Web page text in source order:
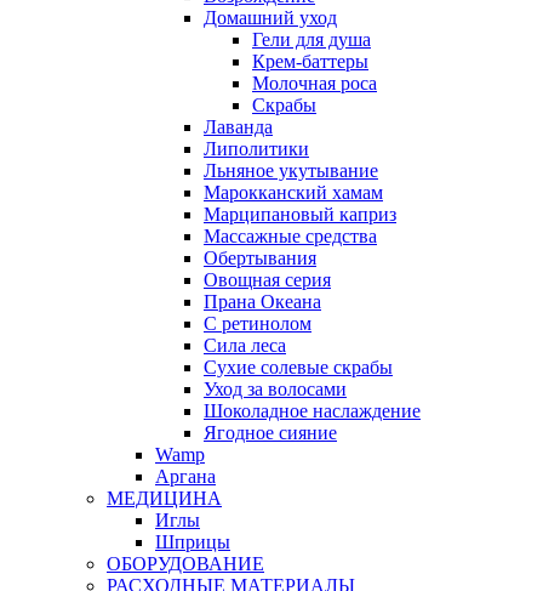
Домашний уход
Гели для душа
Крем-баттеры
Молочная роса
Скрабы
Лаванда
Липолитики
Льняное укутывание
Марокканский хамам
Марципановый каприз
Массажные средства
Обертывания
Овощная серия
Прана Океана
С ретинолом
Сила леса
Сухие солевые скрабы
Уход за волосами
Шоколадное наслаждение
Ягодное сияние
Wamp
Аргана
МЕДИЦИНА
Иглы
Шприцы
ОБОРУДОВАНИЕ
РАСХОДНЫЕ МАТЕРИАЛЫ